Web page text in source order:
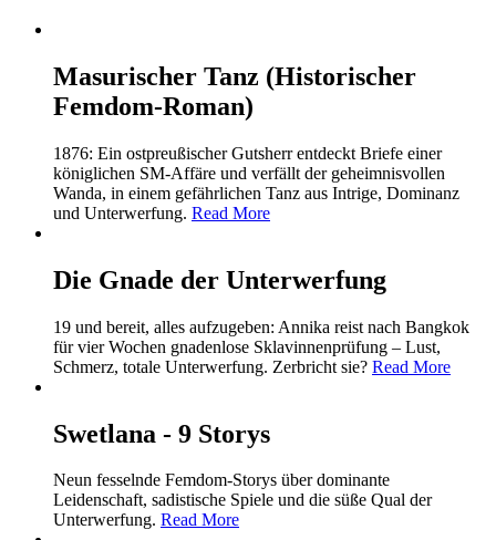
Masurischer Tanz (Historischer
Femdom-Roman)
1876: Ein ostpreußischer Gutsherr entdeckt Briefe einer
königlichen SM-Affäre und verfällt der geheimnisvollen
Wanda, in einem gefährlichen Tanz aus Intrige, Dominanz
und Unterwerfung. Read More
Die Gnade der Unterwerfung
19 und bereit, alles aufzugeben: Annika reist nach Bangkok
für vier Wochen gnadenlose Sklavinnenprüfung – Lust,
Schmerz, totale Unterwerfung. Zerbricht sie? Read More
Swetlana - 9 Storys
Neun fesselnde Femdom-Storys über dominante
Leidenschaft, sadistische Spiele und die süße Qual der
Unterwerfung. Read More